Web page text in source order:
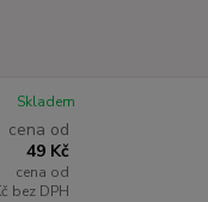
cena od
49 Kč
cena od
bez DPH
Skladem